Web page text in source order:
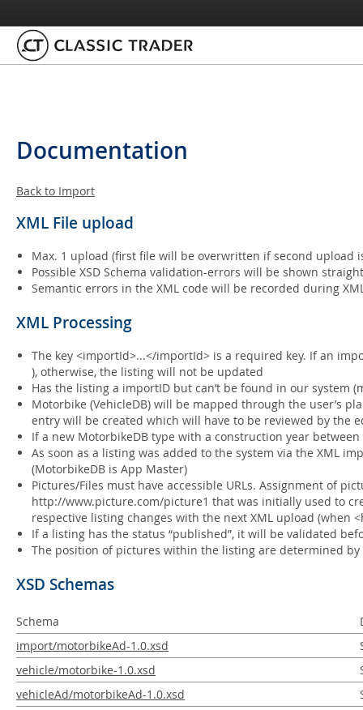
Documentation
Back to Import
XML File upload
Max. 1 upload (first file will be overwritten if second upload
Possible XSD Schema validation-errors will be shown
Semantic errors in the XML code will be recorded during
XML Processing
The key <importId>...</importId> is a required key. If an
), otherwise, the listing will not be updated
Has the listing a importID but can’t be found in our system
Motorbike (VehicleDB) will be mapped through the user’s
entry will be created which will have to be reviewed by the
If a new MotorbikeDB type with a construction year
As soon as a listing was added to the system via the XML
(MotorbikeDB is App Master)
Pictures/Files must have accessible URLs. Assignment of
http://www.picture.com/picture1 that was initially used to
respective listing changes with the next XML upload (when
If a listing has the status “published”, it will be validated
The position of pictures within the listing are determined
XSD Schemas
Schema
import/motorbikeAd-1.0.xsd
vehicle/motorbike-1.0.xsd
vehicleAd/motorbikeAd-1.0.xsd